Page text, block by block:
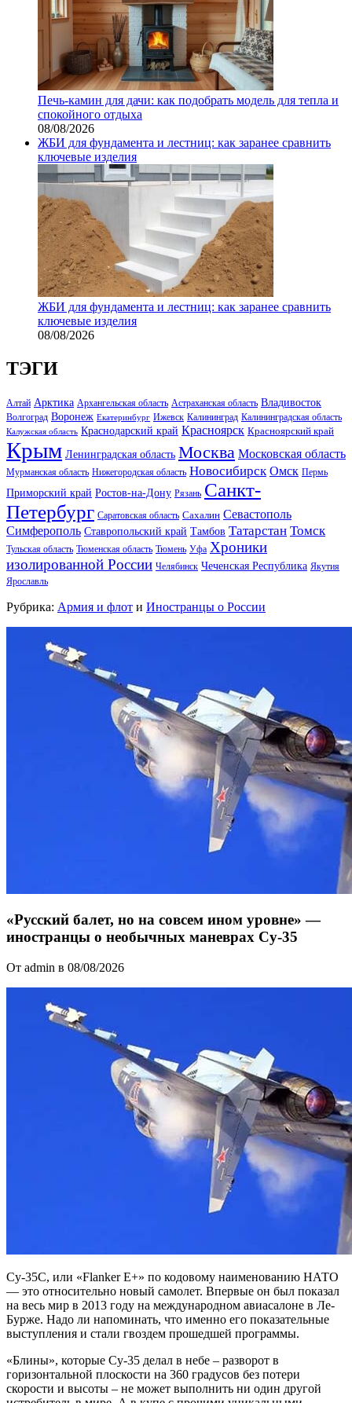
Печь-камин для дачи: как подобрать модель для тепла и
спокойного отдыха
08/08/2026
ЖБИ для фундамента и лестниц: как заранее сравнить
ключевые изделия
ЖБИ для фундамента и лестниц: как заранее сравнить
ключевые изделия
08/08/2026
ТЭГИ
Алтай Арктика Архангельская область Астраханская область Владивосток
Волгоград Воронеж Екатеринбург Ижевск Калининград Калининградская область
Калужская область Краснодарский край Красноярск Красноярский край
Крым Ленинградская область Москва Московская область
Мурманская область Нижегородская область Новосибирск Омск Пермь
Приморский край Ростов-на-Дону Рязань Санкт-
Петербург Саратовская область Сахалин Севастополь
Симферополь Ставропольский край Тамбов Татарстан Томск
Тульская область Тюменская область Тюмень Уфа Хроники
изолированной России Челябинск Чеченская Республика Якутия
Ярославль
Рубрика: Армия и флот и Иностранцы о России
«Русский балет, но на совсем ином уровне» —
иностранцы о необычных маневрах Су-35
От admin в 08/08/2026
Су-35С, или «Flanker Е+» по кодовому наименованию НАТО
— это относительно новый самолет. Впервые он был показал
на весь мир в 2013 году на международном авиасалоне в Ле-
Бурже. Надо ли напоминать, что именно его показательные
выступления и стали гвоздем прошедшей программы.
«Блины», которые Су-35 делал в небе – разворот в
горизонтальной плоскости на 360 градусов без потери
скорости и высоты – не может выполнить ни один другой